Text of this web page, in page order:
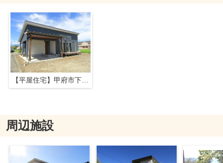
【平屋住宅】甲府市下今井町
周辺施設